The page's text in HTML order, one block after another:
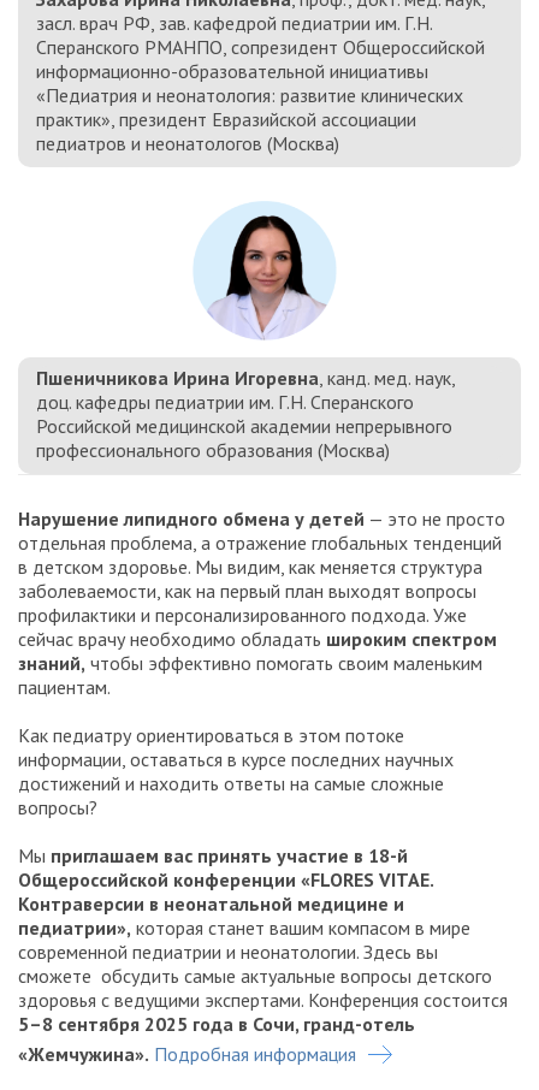
засл. врач РФ, зав. кафедрой педиатрии им. Г.Н.
Сперанского РМАНПО, сопрезидент Общероссийской
информационно-образовательной инициативы
«Педиатрия и неонатология: развитие клинических
практик», президент Евразийской ассоциации
педиатров и неонатологов (Москва)
Пшеничникова Ирина Игоревна , канд. мед. наук,
доц. кафедры педиатрии им. Г.Н. Сперанского
Российской медицинской академии непрерывного
профессионального образования (Москва)
Нарушение липидного обмена у детей — это не просто
отдельная проблема, а отражение глобальных тенденций
в детском здоровье. Мы видим, как меняется структура
заболеваемости, как на первый план выходят вопросы
профилактики и персонализированного подхода. Уже
сейчас врачу необходимо обладать широким спектром
знаний, чтобы эффективно помогать своим маленьким
пациентам.
Как педиатру ориентироваться в этом потоке
информации, оставаться в курсе последних научных
достижений и находить ответы на самые сложные
вопросы?
Мы приглашаем вас принять участие в 18-й
Общероссийской конференции «FLORES VITAE.
Контраверсии в неонатальной медицине и
педиатрии», которая станет вашим компасом в мире
современной педиатрии и неонатологии. Здесь вы
сможете обсудить самые актуальные вопросы детского
здоровья с ведущими экспертами. Конференция состоится
5–8 сентября 2025 года в Сочи, гранд-отель
«Жемчужина». Подробная информация